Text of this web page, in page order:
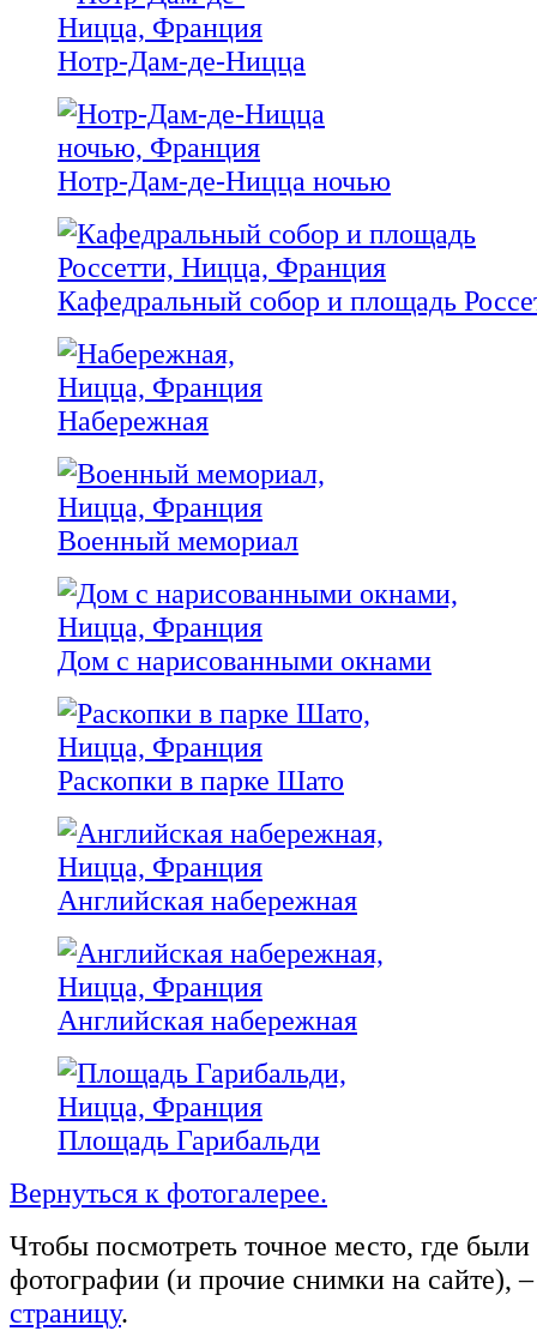
Нотр-Дам-де-Ницца
Нотр-Дам-де-Ницца ночью
Кафедральный собор и площадь
Набережная
Военный мемориал
Дом с нарисованными окнами
Раскопки в парке Шато
Английская набережная
Английская набережная
Площадь Гарибальди
Вернуться к фотогалерее.
Чтобы посмотреть точное место, где были
фотографии (и прочие снимки на сайте), –
страницу.